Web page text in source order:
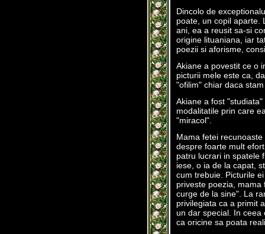
Dincolo de
poate, un copil aparte.
ani, ea a reusit sa-si
origine lituaniana, iar
poezii si aforisme,
Akiane a povestit ce o
picturii mele este ca,
"ofilim" chiar daca
Akiane a fost
modalitatile prin care
"miracol".
Mama fetei
despre foarte mult
patru lucrari in spatele
iese, o ia de la capat,
cum trebuie. Picturile
priveste poezia,
curge de la sine". La
privilegiata ca a primit
un dar special. In ceea
ca oricine sa poata